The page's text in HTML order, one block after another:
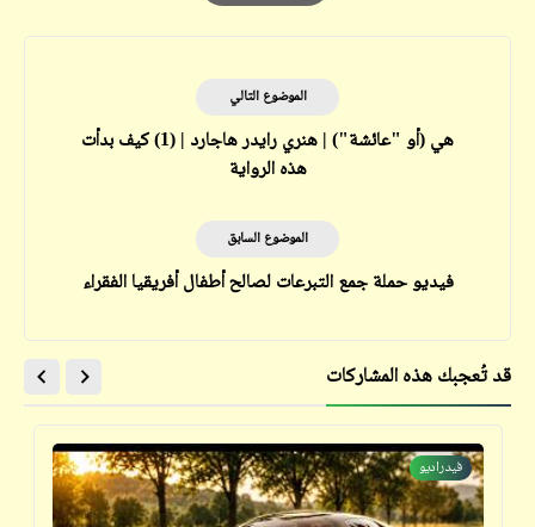
Print
الموضوع التالي
هي (أو "عائشة") | هنري رايدر هاجارد | (1) کیف بدأت
هذه الرواية
الموضوع السابق
فيديو حملة جمع التبرعات لصالح أطفال أفريقيا الفقراء
قد تُعجبك هذه المشاركات
فيدراديو